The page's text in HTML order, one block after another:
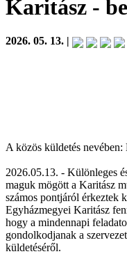
Karitász -
2026. 05. 13. |
A közös küldetés
2026.05.13. - Különleges
maguk mögött a Karitász
számos pontjáról érkeztek
Egyházmegyei Karitász
hogy a mindennapi
gondolkodjanak a
küldetéséről.